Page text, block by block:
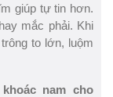
giúp tự tin hơn.
mắc phải. Khi
to lớn, luộm
nam cho